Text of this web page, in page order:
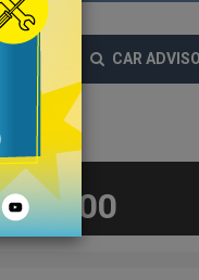
CAR
19.400